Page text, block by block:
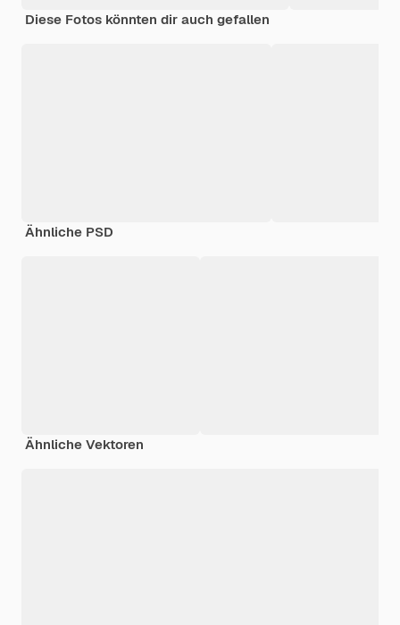
Diese Fotos könnten dir auch gefallen
Ähnliche PSD
Ähnliche Vektoren